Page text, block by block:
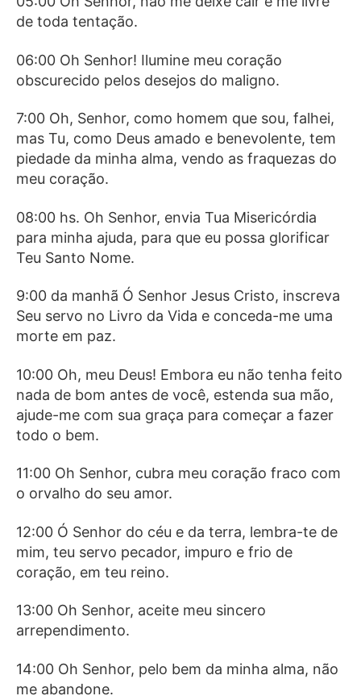
de toda tentação.
06:00 Oh Senhor! Ilumine meu coração
obscurecido pelos desejos do maligno.
7:00 Oh, Senhor, como homem que sou, falhei,
mas Tu, como Deus amado e benevolente, tem
piedade da minha alma, vendo as fraquezas do
meu coração.
08:00 hs. Oh Senhor, envia Tua Misericórdia
para minha ajuda, para que eu possa glorificar
Teu Santo Nome.
9:00 da manhã Ó Senhor Jesus Cristo, inscreva
Seu servo no Livro da Vida e conceda-me uma
morte em paz.
10:00 Oh, meu Deus! Embora eu não tenha feito
nada de bom antes de você, estenda sua mão,
ajude-me com sua graça para começar a fazer
todo o bem.
11:00 Oh Senhor, cubra meu coração fraco com
o orvalho do seu amor.
12:00 Ó Senhor do céu e da terra, lembra-te de
mim, teu servo pecador, impuro e frio de
coração, em teu reino.
13:00 Oh Senhor, aceite meu sincero
arrependimento.
14:00 Oh Senhor, pelo bem da minha alma, não
me abandone.